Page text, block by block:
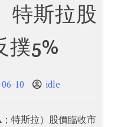
斯拉股
撲5%
10 idle
特斯拉）股價臨收市